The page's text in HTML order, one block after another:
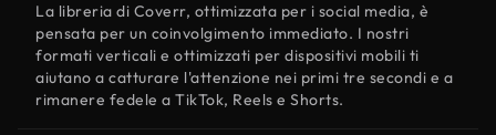
La libreria di Coverr, ottimizzata per i social media, è
pensata per un coinvolgimento immediato. I nostri
formati verticali e ottimizzati per dispositivi mobili ti
aiutano a catturare l'attenzione nei primi tre secondi e a
rimanere fedele a TikTok, Reels e Shorts.